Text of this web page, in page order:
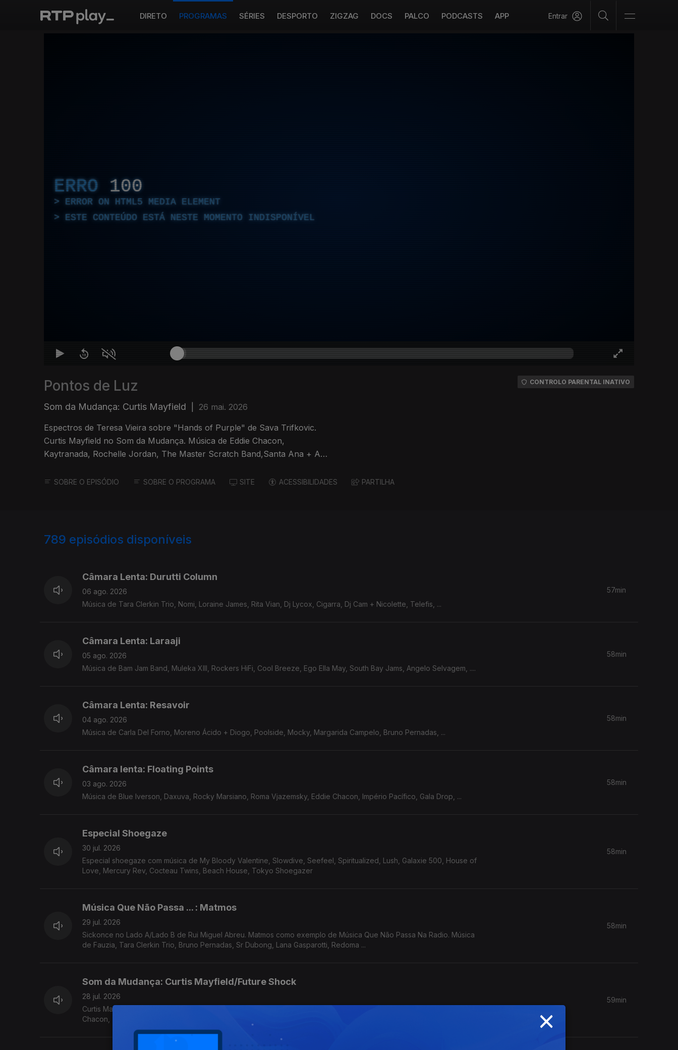
DIRETO PROGRAMAS SÉRIES DESPORTO ZIGZAG DOCS PALCO PODCASTS APP Entrar
ERRO 100
ERROR ON HTML5 MEDIA ELEMENT
ESTE CONTEÚDO ESTÁ NESTE MOMENTO INDISPONÍVEL
Pontos de Luz
Som da Mudança: Curtis Mayfield 26 mai. 2026
Espectros de Teresa Vieira sobre "Hands of Purple" de Sava Trifkovic.
Curtis Mayfield no Som da Mudança. Música de Eddie Chacon,
Kaytranada, Rochelle Jordan, The Master Scratch Band,Santa Ana + Ana
CONTROLO PARENTAL INATIVO
SOBRE O EPISÓDIO SOBRE O PROGRAMA SITE ACESSIBILIDADES PARTILHA
789 episódios disponíveis
Câmara Lenta: Durutti Column
06 ago. 2026
Música de Tara Clerkin Trio, Nomi, Loraine James, Rita Vian, Dj Lycox, Cigarra, Dj Cam + Nicolette, Telefis, ...
57min
Câmara Lenta: Laraaji
05 ago. 2026
Música de Bam Jam Band, Muleka XIII, Rockers HiFi, Cool Breeze, Ego Ella May, South Bay Jams, Angelo Selvagem, ....
58min
Câmara Lenta: Resavoir
04 ago. 2026
Música de Carla Del Forno, Moreno Ácido + Diogo, Poolside, Mocky, Margarida Campelo, Bruno Pernadas, ...
58min
Câmara lenta: Floating Points
03 ago. 2026
Música de Blue Iverson, Daxuva, Rocky Marsiano, Roma Vjazemsky, Eddie Chacon, Império Pacífico, Gala Drop, ...
58min
Especial Shoegaze
30 jul. 2026
Especial shoegaze com música de My Bloody Valentine, Slowdive, Seefeel, Spiritualized, Lush, Galaxie 500, House of
Love, Mercury Rev, Cocteau Twins, Beach House, Tokyo Shoegazer
58min
Música Que Não Passa ... : Matmos
29 jul. 2026
Sickonce no Lado A/Lado B de Rui Miguel Abreu. Matmos como exemplo de Música Que Não Passa Na Radio. Música
de Fauzia, Tara Clerkin Trio, Bruno Pernadas, Sr Dubong, Lana Gasparotti, Redoma ...
58min
Som da Mudança: Curtis Mayfield/Future Shock
28 jul. 2026
Curtis Mayfield no Som da Mudança. Música de Local Artist, Sade, Break SL, Gaztween, John Carroll Kirby, Eddie
Chacon, Terry Callier, ...
59min
×